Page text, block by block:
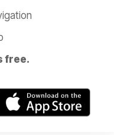
free.